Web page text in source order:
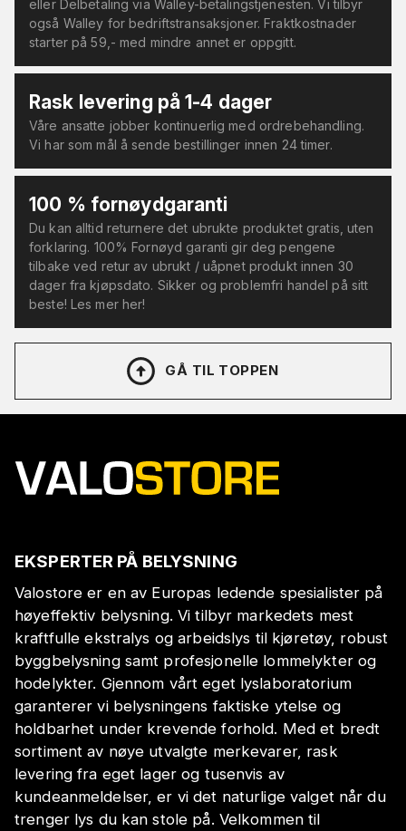
eller Delbetaling via Walley-betalingstjenesten. Vi tilbyr
også Walley for bedriftstransaksjoner. Fraktkostnader
starter på 59,- med mindre annet er oppgitt.
Rask levering på 1-4 dager
Våre ansatte jobber kontinuerlig med ordrebehandling.
Vi har som mål å sende bestillinger innen 24 timer.
100 % fornøydgaranti
Du kan alltid returnere det ubrukte produktet gratis, uten
forklaring. 100% Fornøyd garanti gir deg pengene
tilbake ved retur av ubrukt / uåpnet produkt innen 30
dager fra kjøpsdato. Sikker og problemfri handel på sitt
beste! Les mer her!
GÅ TIL TOPPEN
EKSPERTER PÅ BELYSNING
Valostore er en av Europas ledende spesialister på
høyeffektiv belysning. Vi tilbyr markedets mest
kraftfulle ekstralys og arbeidslys til kjøretøy, robust
byggbelysning samt profesjonelle lommelykter og
hodelykter. Gjennom vårt eget lyslaboratorium
garanterer vi belysningens faktiske ytelse og
holdbarhet under krevende forhold. Med et bredt
sortiment av nøye utvalgte merkevarer, rask
levering fra eget lager og tusenvis av
kundeanmeldelser, er vi det naturlige valget når du
trenger lys du kan stole på. Velkommen til